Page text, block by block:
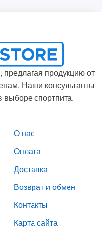
предлагая продукцию от
Наши консультанты
выборе спортпита.
О нас
Оплата
Доставка
Возврат и обмен
Контакты
Карта сайта